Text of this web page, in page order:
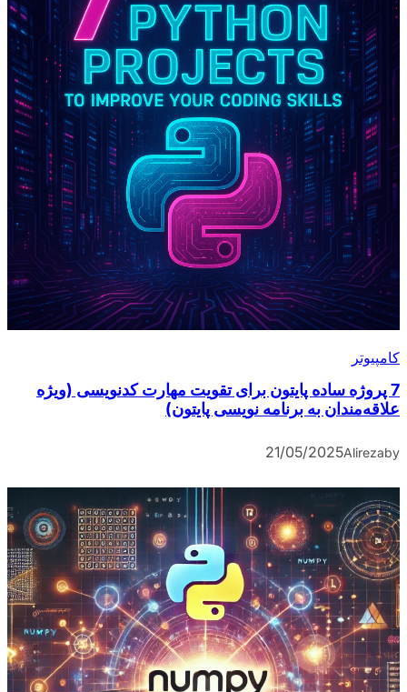
کامپیوتر
7 پروژه ساده پایتون برای تقویت مهارت کدنویسی (ویژه
علاقه‌مندان به برنامه نویسی پایتون)
by
Alireza
21/05/2025